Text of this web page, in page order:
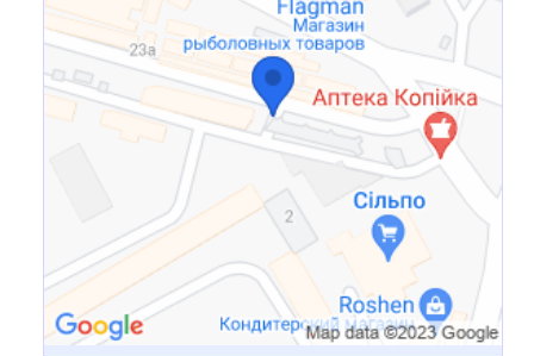
Ссылка для мобильных устройств